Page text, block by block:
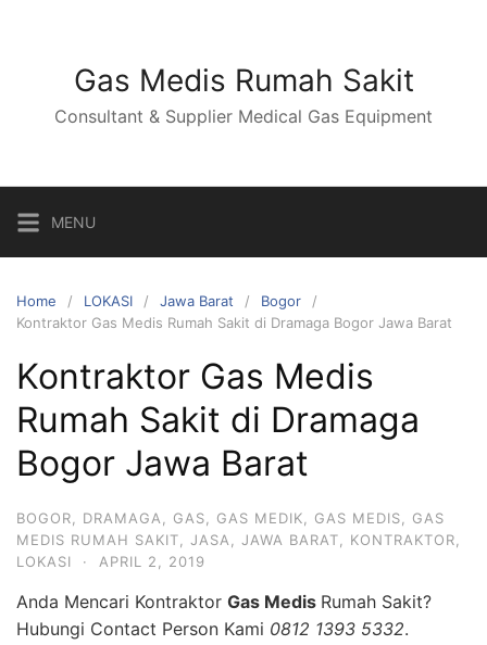
Gas Medis Rumah Sakit
Consultant & Supplier Medical Gas Equipment
MENU
Home LOKASI Jawa Barat
Bogor
Kontraktor Gas Medis Rumah Sakit di Dramaga Bogor Jawa Barat
Kontraktor Gas Medis
Rumah Sakit di Dramaga
Bogor Jawa Barat
BOGOR DRAMAGA GAS GAS MEDIK GAS MEDIS
GAS
MEDIS RUMAH SAKIT
JASA JAWA BARAT KONTRAKTOR
LOKASI
· APRIL 2, 2019
Anda Mencari Kontraktor Gas Medis Rumah Sakit?
Hubungi Contact Person Kami 0812 1393 5332.